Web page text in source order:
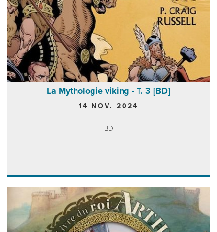
La Mythologie viking - T. 3 [BD]
14 NOV. 2024
BD